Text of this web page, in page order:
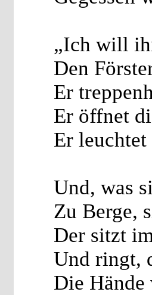
„Ich will
Den
Er
Er öffnet
Er
Und, was
Zu Berge,
Der sitzt
Und ringt,
Die